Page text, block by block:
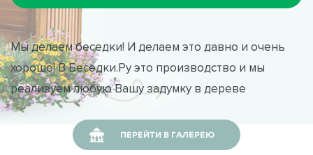
Мы делаем беседки! И делаем это давно и очень
хорошо! В Беседки.Ру это производство и мы
реализуем любую Вашу задумку в дереве
ПЕРЕЙТИ В ГАЛЕРЕЮ